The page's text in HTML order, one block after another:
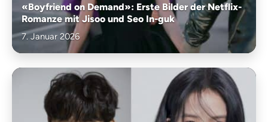
«Boyfriend on Demand»: Erste Bilder der Netflix-
Romanze mit Jisoo und Seo In-guk
7. Januar 2026